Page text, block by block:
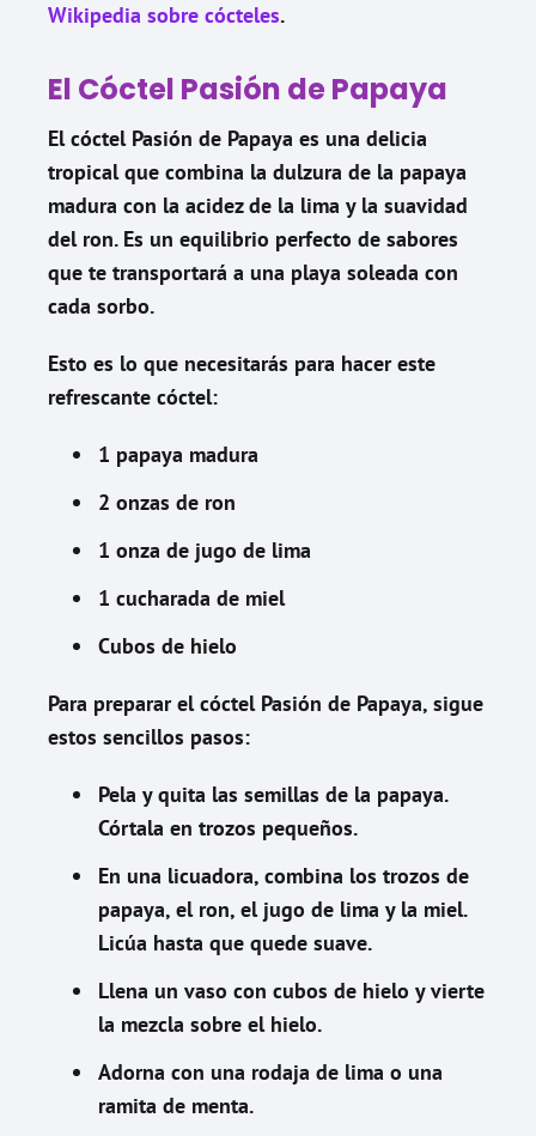
Wikipedia sobre cócteles.
El Cóctel Pasión de Papaya
El cóctel Pasión de Papaya es una delicia
tropical que combina la dulzura de la papaya
madura con la acidez de la lima y la suavidad
del ron. Es un equilibrio perfecto de sabores
que te transportará a una playa soleada con
cada sorbo.
Esto es lo que necesitarás para hacer este
refrescante cóctel:
1 papaya madura
2 onzas de ron
1 onza de jugo de lima
1 cucharada de miel
Cubos de hielo
Para preparar el cóctel Pasión de Papaya, sigue
estos sencillos pasos:
Pela y quita las semillas de la papaya.
Córtala en trozos pequeños.
En una licuadora, combina los trozos de
papaya, el ron, el jugo de lima y la miel.
Licúa hasta que quede suave.
Llena un vaso con cubos de hielo y vierte
la mezcla sobre el hielo.
Adorna con una rodaja de lima o una
ramita de menta.